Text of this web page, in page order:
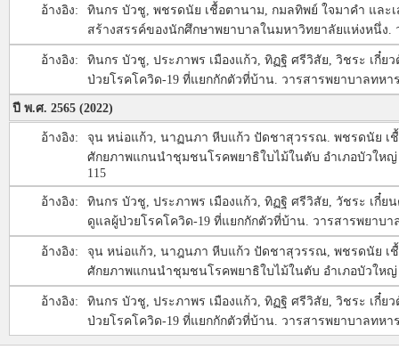
อ้างอิง:
ทินกร บัวชู, พชรดนัย เชื้อตานาม, กมลทิพย์ ใจมาคำ และ
สร้างสรรค์ของนักศึกษาพยาบาลในมหาวิทยาลัยแห่งหนึ่ง.
อ้างอิง:
ทินกร บัวชู, ประภาพร เมืองแก้ว, ทิฏฐิ ศรีวิสัย, วิชระ เกี๋
ป่วยโรคโควิด-19 ที่แยกกักตัวที่บ้าน. วารสารพยาบาลทหาร
ปี พ.ศ. 2565 (2022)
อ้างอิง:
จุน หน่อแก้ว, นาฏนภา หีบแก้ว ปัดชาสุวรรณ. พชรดนัย
ศักยภาพแกนนำชุมชนโรคพยาธิใบไม้ในตับ อำเภอบัวให
115
อ้างอิง:
ทินกร บัวชู, ประภาพร เมืองแก้ว, ทิฏฐิ ศรีวิสัย, วัชระ เกี๋
ดูแลผู้ป่วยโรคโควิด-19 ที่แยกกักตัวที่บ้าน. วารสารพยาบา
อ้างอิง:
จุน หน่อแก้ว, นาฎนภา หีบแก้ว ปัดชาสุวรรณ, พชรดนัย
ศักยภาพแกนนำชุมชนโรคพยาธิใบไม้ในตับ อำเภอบัวให
อ้างอิง:
ทินกร บัวชู, ประภาพร เมืองแก้ว, ทิฏฐิ ศรีวิสัย, วิชระ เกี๋
ป่วยโรคโควิด-19 ที่แยกกักตัวที่บ้าน. วารสารพยาบาลทหาร